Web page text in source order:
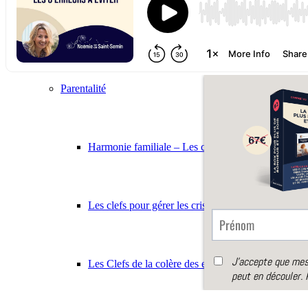
Coaching individuel
Parentalité
Harmonie familiale – Les clefs pour éduquer sans
Les clefs pour gérer les crises de colère
Les Clefs de la colère des enfants